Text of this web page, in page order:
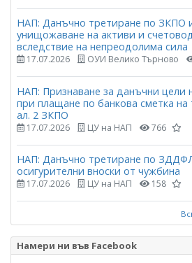
НАП: Данъчно третиране по ЗКПО
унищожаване на активи и
вследствие на непреодолима сила
17.07.2026 ОУИ Велико Търново
НАП: Признаване за данъчни цели
при плащане по банкова сметка на
ал. 2 ЗКПО
17.07.2026 ЦУ на НАП 766
НАП: Данъчно третиране по
осигурителни вноски от чужбина
17.07.2026 ЦУ на НАП 158
Намери ни във Facebook